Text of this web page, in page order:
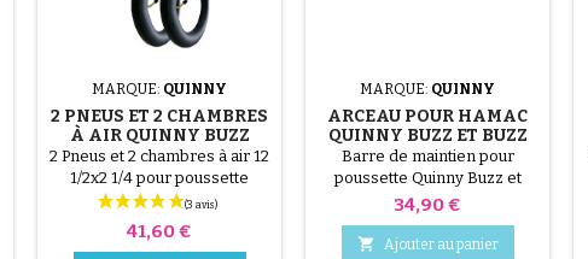
MARQUE: QUINNY
2 PNEUS ET 2 CHAMBRES
À AIR QUINNY BUZZ
2 Pneus et 2 chambres à air 12
1/2x2 1/4 pour poussette
Quinny Buzz
Prix
41,60 €
MARQUE: QUINNY
ARCEAU POUR HAMAC
QUINNY BUZZ ET BUZZ
XTRA
Barre de maintien pour
poussette Quinny Buzz et
Buzz Xtra
Prix
34,90 €
 Ajouter au panier